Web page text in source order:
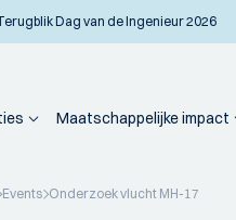
Dag van de Ingenieur 2026
Maatschappelijke impact
Events Onderzoek vlucht MH-17